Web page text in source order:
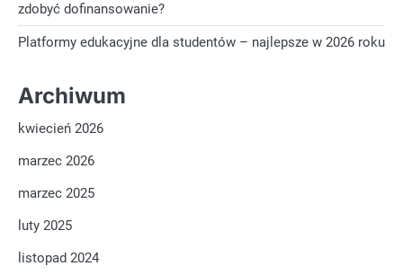
zdobyć dofinansowanie?
Platformy edukacyjne dla studentów – najlepsze w 2026 roku
Archiwum
kwiecień 2026
marzec 2026
marzec 2025
luty 2025
listopad 2024